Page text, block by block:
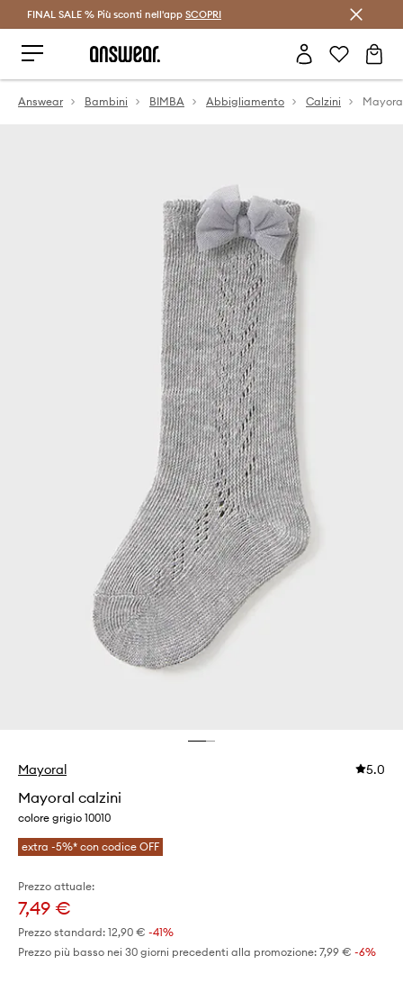
Risparmia con Answear Club >
FINAL SALE % Più sconti nell'app SCOPRI
Answear Bambini BIMBA Abbigliamento Calzini
Mayoral 5.0
Mayoral calzini
colore grigio 10010
extra -5%* con codice OFF
Prezzo attuale:
7,49 €
Prezzo standard: 12,90 € -41%
Prezzo più basso nei 30 giorni precedenti alla promozione: 7,99 € -6%